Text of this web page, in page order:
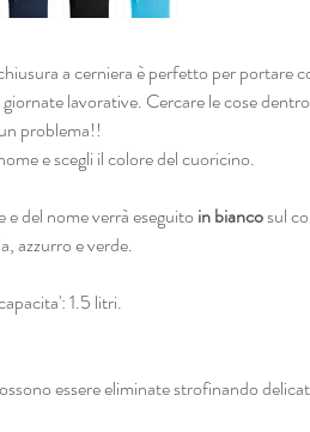
a cerniera è perfetto per portare
lavorative. Cercare le cose
problema!!
e scegli il colore del cuoricino.
del nome verrà eseguito in biancosul
azzurro e verde.
1.5 litri.
essere eliminate strofinando